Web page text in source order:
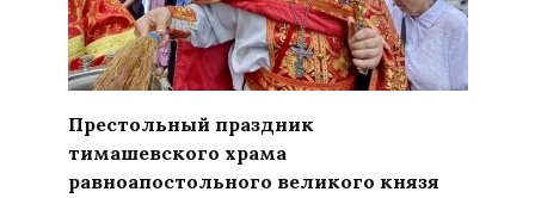
Престольный праздник
тимашевского храма
равноапостольного великого князя